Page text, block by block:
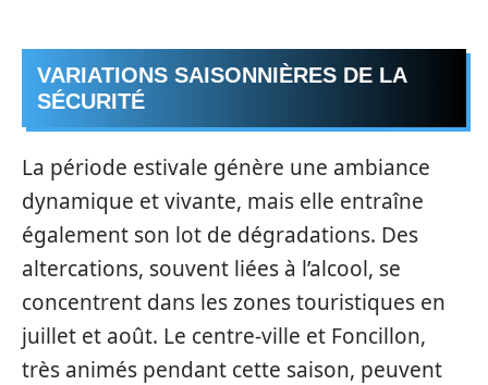
VARIATIONS SAISONNIÈRES DE LA
SÉCURITÉ
La période estivale génère une ambiance
dynamique et vivante, mais elle entraîne
également son lot de dégradations. Des
altercations, souvent liées à l’alcool, se
concentrent dans les zones touristiques en
juillet et août. Le centre-ville et Foncillon,
très animés pendant cette saison, peuvent